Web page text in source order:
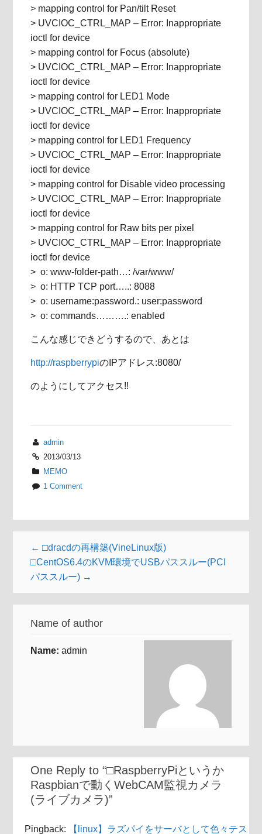
> mapping control for Pan/tilt Reset
> UVCIOC_CTRL_MAP – Error: Inappropriate
ioctl for device
> mapping control for Focus (absolute)
> UVCIOC_CTRL_MAP – Error: Inappropriate
ioctl for device
> mapping control for LED1 Mode
> UVCIOC_CTRL_MAP – Error: Inappropriate
ioctl for device
> mapping control for LED1 Frequency
> UVCIOC_CTRL_MAP – Error: Inappropriate
ioctl for device
> mapping control for Disable video processing
> UVCIOC_CTRL_MAP – Error: Inappropriate
ioctl for device
> mapping control for Raw bits per pixel
> UVCIOC_CTRL_MAP – Error: Inappropriate
ioctl for device
> o: www-folder-path…: /var/www/
> o: HTTP TCP port…..: 8088
> o: username:password.: user:password
> o: commands……….: enabled
こんな感じできどうするので、あとは
http://raspberrypiのIPアドレス:8080/
のようにしてアクセス!!
admin
2013/03/13
MEMO
1 Comment
← □dracdの再構築(VineLinux版)
□CentOS6.4のKVM環境でUSBパススルー(PCI
パススルー) →
Name of author
Name:admin
One Reply to “□RaspberryPiというか
Raspbianで動くWebCAM監視カメラ
(ライブカメラ)”
Pingback: 【linux】ラズパイをサーバとして色々テス